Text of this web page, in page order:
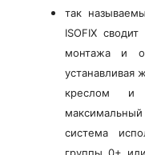
так
ISOFIX
монтажа и
устанавливая
креслом и
система
группы 0+